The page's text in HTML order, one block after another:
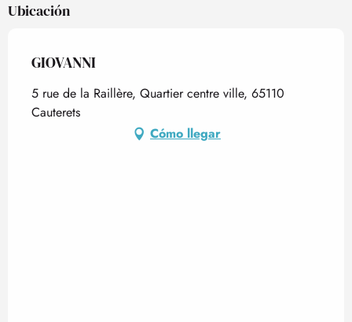
Ubicación
GIOVANNI
5 rue de la Raillère, Quartier centre ville, 65110
Cauterets
Cómo llegar